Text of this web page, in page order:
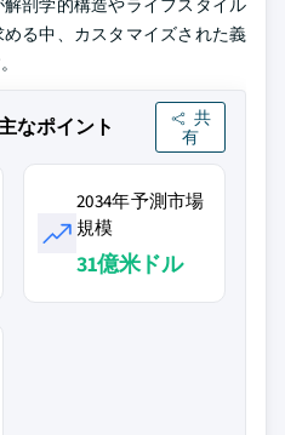
剖学的構造やライフスタイル
る中、カスタマイズされた義
なポイント
共
有
2034年予測市場
規模
31億米ドル